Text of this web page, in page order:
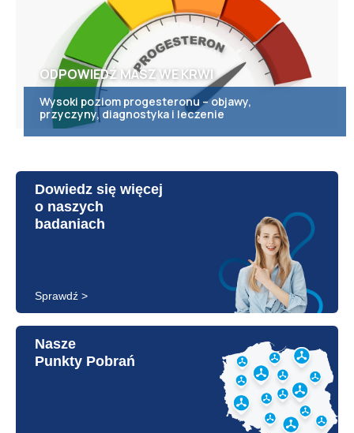
ODPOWIEDŹ MASZ WE KRWI
Wysoki poziom progesteronu – objawy,
przyczyny, diagnostyka i leczenie
Dowiedz się więcej
o naszych
badaniach
Sprawdź >
Nasze
Punkty Pobrań